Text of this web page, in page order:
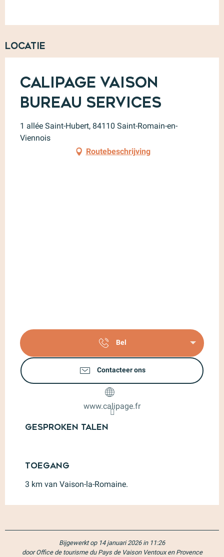
Locatie
Calipage Vaison
Bureau Services
1 allée Saint-Hubert, 84110 Saint-Romain-en-
Viennois
Routebeschrijving
Bel
Contacteer ons
www.calipage.fr
Gesproken talen
Gesproken talen
Toegang
Toegang
3 km van Vaison-la-Romaine.
Bijgewerkt op 14 januari 2026 in 11:26
door Office de tourisme du Pays de Vaison Ventoux en Provence